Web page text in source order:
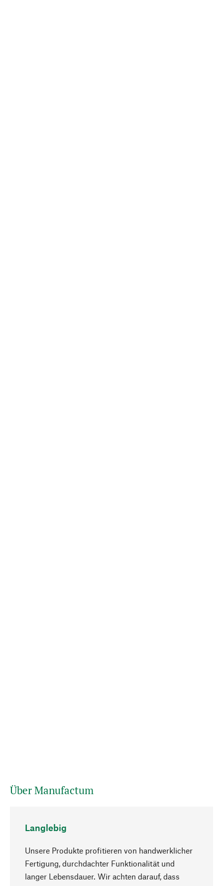
Über Manufactum
Langlebig
Unsere Produkte profitieren von handwerklicher
Fertigung, durchdachter Funktionalität und
langer Lebensdauer. Wir achten darauf, dass